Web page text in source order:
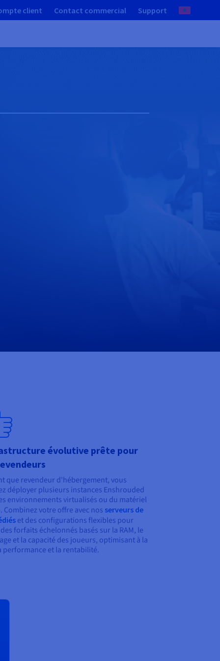
client Contact commercial Support
évolutive prête pour
que revendeur d'hébergement, vous
déployer plusieurs instances Enshrouded
environnements virtualisés ou du matériel
Combinez votre offre avec nos serveurs de
et des configurations flexibles pour
forfaits échelonnés basés sur la RAM, le
et la capacité des joueurs, optimisant à la
performance et la rentabilité.